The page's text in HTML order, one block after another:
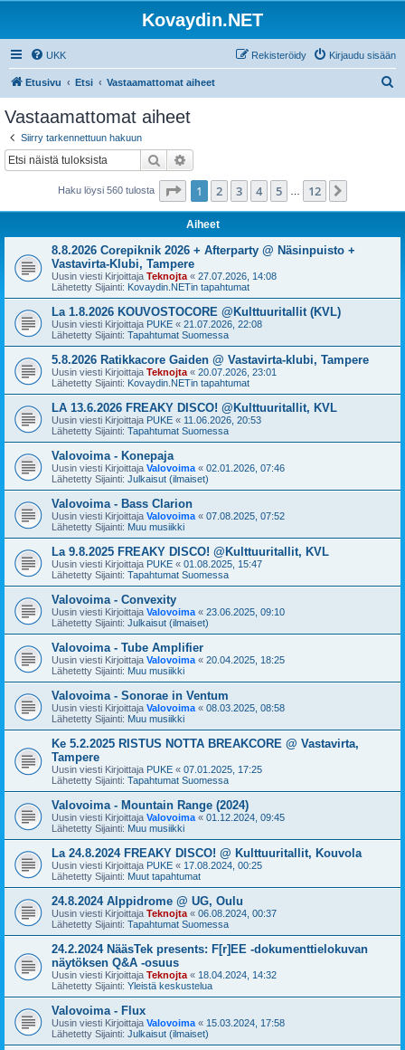
Kovaydin.NET
UKK Kirjaudu sisään
Rekisteröidy
Etusivu Etsi Vastaamattomat aiheet
Vastaamattomat aiheet
Siirry tarkennettuun hakuun
Etsi
Haku löysi 560 tulosta Sivu /12
1 2 3 4 5 12
Aiheet
8.8.2026 Corepiknik 2026 + Afterparty @ Näsinpuisto +
Vastavirta-Klubi, Tampere
Uusin viesti Kirjoittaja Teknojta « 27.07.2026, 14:08
Lähetetty Sijainti: Kovaydin.NETin tapahtumat
La 1.8.2026 KOUVOSTOCORE @Kulttuuritallit (KVL)
Uusin viesti Kirjoittaja PUKE « 21.07.2026, 22:08
Lähetetty Sijainti: Tapahtumat Suomessa
5.8.2026 Ratikkacore Gaiden @ Vastavirta-klubi, Tampere
Uusin viesti Kirjoittaja Teknojta « 20.07.2026, 23:01
Lähetetty Sijainti: Kovaydin.NETin tapahtumat
LA 13.6.2026 FREAKY DISCO! @Kulttuuritallit, KVL
Uusin viesti Kirjoittaja PUKE « 11.06.2026, 20:53
Lähetetty Sijainti: Tapahtumat Suomessa
Valovoima - Konepaja
Uusin viesti Kirjoittaja Valovoima « 02.01.2026, 07:46
Lähetetty Sijainti: Julkaisut (ilmaiset)
Valovoima - Bass Clarion
Uusin viesti Kirjoittaja Valovoima « 07.08.2025, 07:52
Lähetetty Sijainti: Muu musiikki
La 9.8.2025 FREAKY DISCO! @Kulttuuritallit, KVL
Uusin viesti Kirjoittaja PUKE « 01.08.2025, 15:47
Lähetetty Sijainti: Tapahtumat Suomessa
Valovoima - Convexity
Uusin viesti Kirjoittaja Valovoima « 23.06.2025, 09:10
Lähetetty Sijainti: Julkaisut (ilmaiset)
Valovoima - Tube Amplifier
Uusin viesti Kirjoittaja Valovoima « 20.04.2025, 18:25
Lähetetty Sijainti: Muu musiikki
Valovoima - Sonorae in Ventum
Uusin viesti Kirjoittaja Valovoima « 08.03.2025, 08:58
Lähetetty Sijainti: Muu musiikki
Ke 5.2.2025 RISTUS NOTTA BREAKCORE @ Vastavirta,
Tampere
Uusin viesti Kirjoittaja PUKE « 07.01.2025, 17:25
Lähetetty Sijainti: Tapahtumat Suomessa
Valovoima - Mountain Range (2024)
Uusin viesti Kirjoittaja Valovoima « 01.12.2024, 09:45
Lähetetty Sijainti: Muu musiikki
La 24.8.2024 FREAKY DISCO! @ Kulttuuritallit, Kouvola
Uusin viesti Kirjoittaja PUKE « 17.08.2024, 00:25
Lähetetty Sijainti: Muut tapahtumat
24.8.2024 Alppidrome @ UG, Oulu
Uusin viesti Kirjoittaja Teknojta « 06.08.2024, 00:37
Lähetetty Sijainti: Tapahtumat Suomessa
24.2.2024 NääsTek presents: F[r]EE -dokumenttielokuvan
näytöksen Q&A -osuus
Uusin viesti Kirjoittaja Teknojta « 18.04.2024, 14:32
Lähetetty Sijainti: Yleistä keskustelua
Valovoima - Flux
Uusin viesti Kirjoittaja Valovoima « 15.03.2024, 17:58
Lähetetty Sijainti: Julkaisut (ilmaiset)